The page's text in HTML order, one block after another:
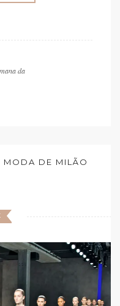
da
MODA DE MILÃO